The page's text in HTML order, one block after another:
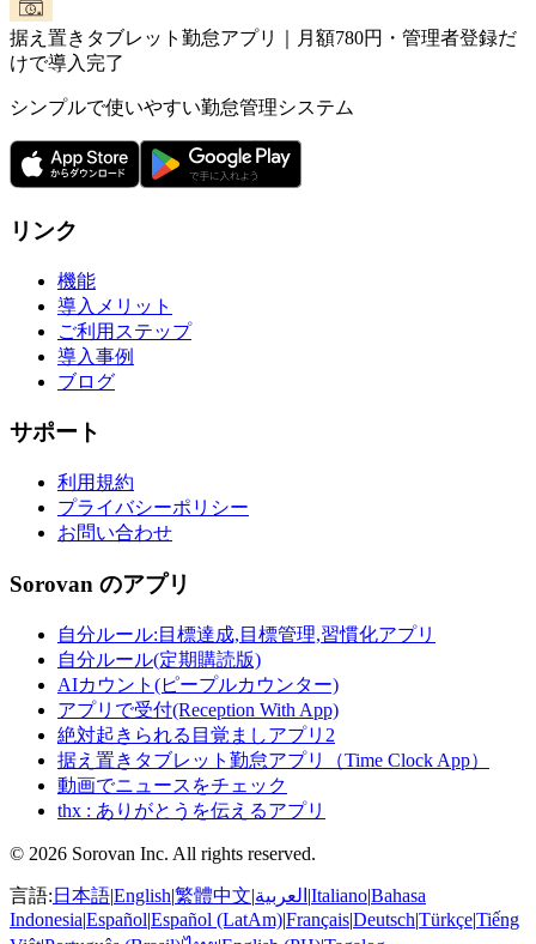
据え置きタブレット勤怠アプリ｜月額780円・管理者登録だ
けで導入完了
シンプルで使いやすい勤怠管理システム
リンク
機能
導入メリット
ご利用ステップ
導入事例
ブログ
サポート
利用規約
プライバシーポリシー
お問い合わせ
Sorovan のアプリ
自分ルール:目標達成,目標管理,習慣化アプリ
自分ルール(定期購読版)
AIカウント(ピープルカウンター)
アプリで受付(Reception With App)
絶対起きられる目覚ましアプリ2
据え置きタブレット勤怠アプリ（Time Clock App）
動画でニュースをチェック
thx : ありがとうを伝えるアプリ
© 2026 Sorovan Inc. All rights reserved.
言語: 日本語|English|繁體中文|العربية |Italiano|Bahasa
Indonesia|Español|Español (LatAm)|Français|Deutsch|Türkçe|Tiếng